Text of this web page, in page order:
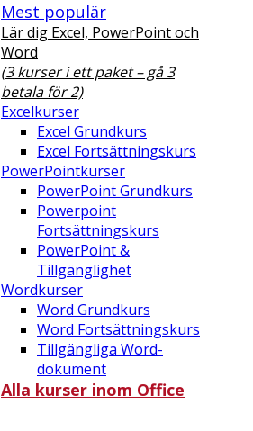
Mest populär
Lär dig Excel, PowerPoint och
Word
(3 kurser i ett paket – gå 3
betala för 2)
Excelkurser
Excel Grundkurs
Excel Fortsättningskurs
PowerPointkurser
PowerPoint Grundkurs
Powerpoint
Fortsättningskurs
PowerPoint &
Tillgänglighet
Wordkurser
Word Grundkurs
Word Fortsättningskurs
Tillgängliga Word-
dokument
Alla kurser inom Office